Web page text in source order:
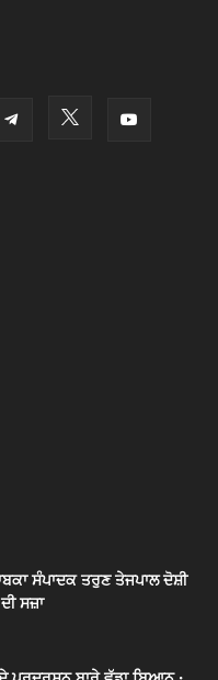
ਸੰਪਾਦਕ ਤਰੁਣ ਤੇਜਪਾਲ ਦੋਸ਼ੀ
ਸਜ਼ਾ